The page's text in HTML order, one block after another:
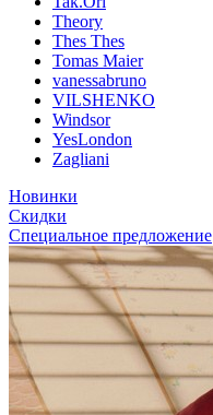
Theory
Thes Thes
Tomas Maier
vanessabruno
VILSHENKO
Windsor
YesLondon
Zagliani
Новинки
Скидки
Специальное предложение